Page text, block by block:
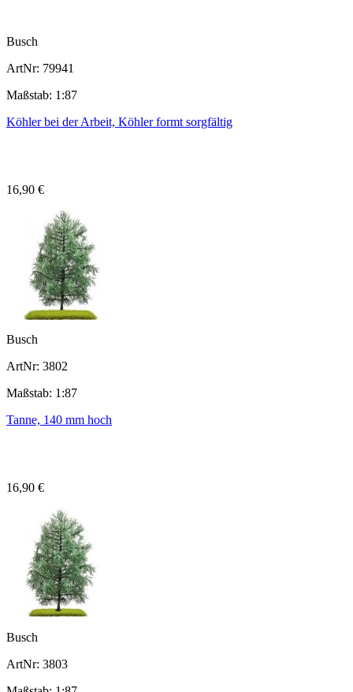
Busch
ArtNr: 79941
Maßstab: 1:87
Köhler bei der Arbeit, Köhler formt sorgfältig
16,90 €
Busch
ArtNr: 3802
Maßstab: 1:87
Tanne, 140 mm hoch
16,90 €
Busch
ArtNr: 3803